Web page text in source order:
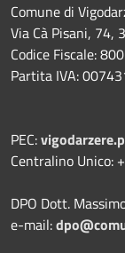
Comune di
Via Cà Pisani, 74,
Codice Fiscale:
Partita IVA:
PEC:
Centralino Unico:
DPO Dott.
e-mail: